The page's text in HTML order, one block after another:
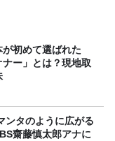
初めて選ばれた
ナー」とは？現地取
ンタのように広がる
齋藤慎太郎アナに